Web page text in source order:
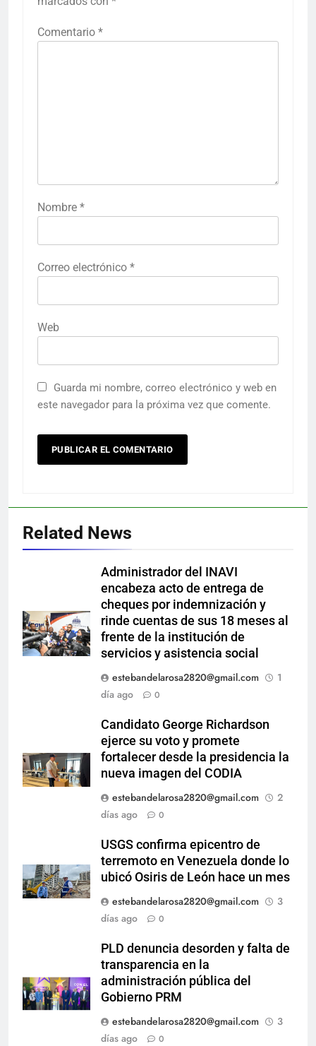
Comentario *
Nombre *
Correo electrónico *
Web
Guarda mi nombre, correo electrónico y web en
este navegador para la próxima vez que comente.
Related News
Administrador del INAVI
encabeza acto de entrega de
cheques por indemnización y
rinde cuentas de sus 18 meses al
frente de la institución de
servicios y asistencia social
estebandelarosa2820@gmail.com
1
día ago
0
Candidato George Richardson
ejerce su voto y promete
fortalecer desde la presidencia la
nueva imagen del CODIA
estebandelarosa2820@gmail.com
2
días ago
0
USGS confirma epicentro de
terremoto en Venezuela donde lo
ubicó Osiris de León hace un mes
estebandelarosa2820@gmail.com
3
días ago
0
PLD denuncia desorden y falta de
transparencia en la
administración pública del
Gobierno PRM
estebandelarosa2820@gmail.com
3
días ago
0